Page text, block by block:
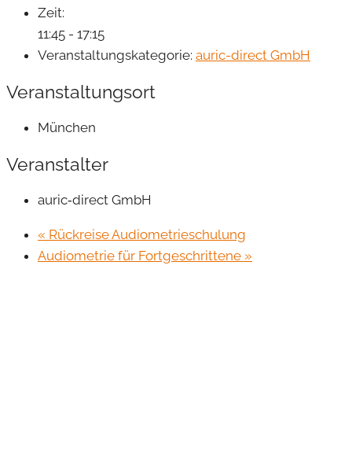
Zeit:
11:45 - 17:15
Veranstaltungskategorie: auric-direct GmbH
Veranstaltungsort
München
Veranstalter
auric‐direct GmbH
« Rückreise Audiometrieschulung
Audiometrie für Fortgeschrittene »